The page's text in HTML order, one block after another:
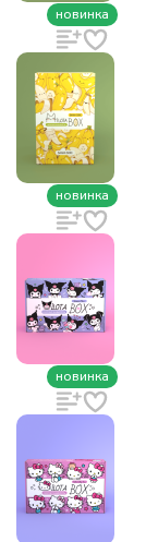
новинка
новинка
новинка